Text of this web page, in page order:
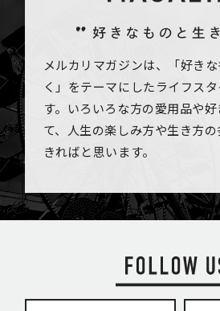
メルカリマガジンは、「好き
く」をテーマにしたライフス
す。いろいろな方の愛用品や
て、人生の楽しみ方や生き方
きればと思います。